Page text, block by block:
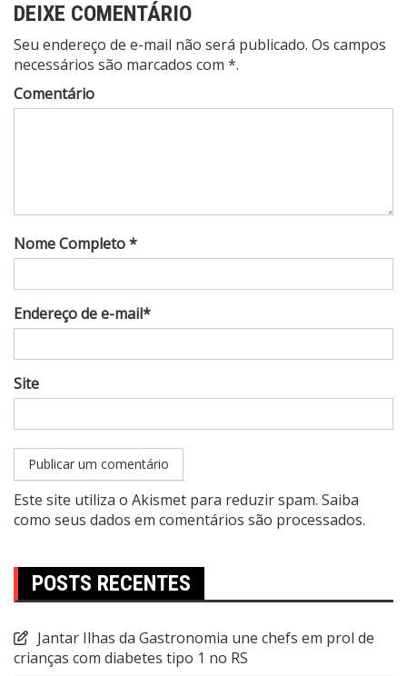
DEIXE COMENTÁRIO
Seu endereço de e-mail não será publicado. Os campos
necessários são marcados com *.
Comentário
Nome Completo *
Endereço de e-mail*
Site
Este site utiliza o Akismet para reduzir spam. Saiba
como seus dados em comentários são processados.
POSTS RECENTES
Jantar Ilhas da Gastronomia une chefs em prol de
crianças com diabetes tipo 1 no RS